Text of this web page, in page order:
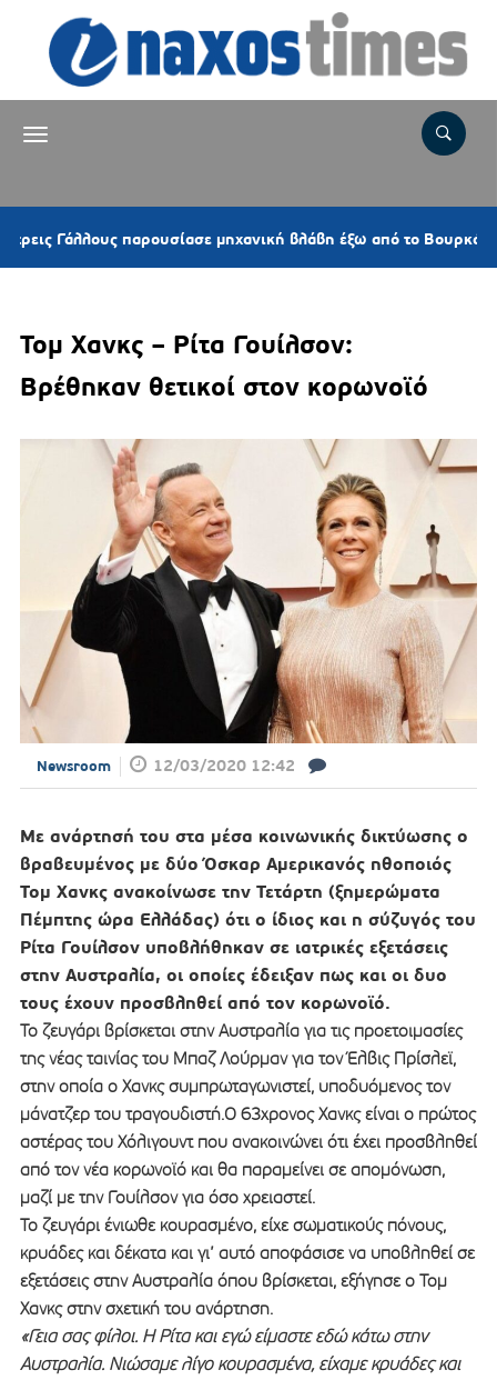
παρουσίασε μηχανική βλάβη έξω από το Βουρκάρι
Τομ Χανκς – Ρίτα Γουίλσον:
Βρέθηκαν θετικοί στον κορωνοϊό
Newsroom 12/03/2020 12:42
Με ανάρτησή του στα μέσα κοινωνικής δικτύωσης ο
βραβευμένος με δύο Όσκαρ Αμερικανός ηθοποιός
Τομ Χανκς ανακοίνωσε την Τετάρτη (ξημερώματα
Πέμπτης ώρα Ελλάδας) ότι ο ίδιος και η σύζυγός του
Ρίτα Γουίλσον υποβλήθηκαν σε ιατρικές εξετάσεις
στην Αυστραλία, οι οποίες έδειξαν πως και οι δυο
τους έχουν προσβληθεί από τον κορωνοϊό.
Το ζευγάρι βρίσκεται στην Αυστραλία για τις προετοιμασίες
της νέας ταινίας του Μπαζ Λούρμαν για τον Έλβις Πρίσλεϊ,
στην οποία ο Χανκς συμπρωταγωνιστεί, υποδυόμενος τον
μάνατζερ του τραγουδιστή.Ο 63χρονος Χανκς είναι ο πρώτος
αστέρας του Χόλιγουντ που ανακοινώνει ότι έχει προσβληθεί
από τον νέα κορωνοϊό και θα παραμείνει σε απομόνωση,
μαζί με την Γουίλσον για όσο χρειαστεί.
Το ζευγάρι ένιωθε κουρασμένο, είχε σωματικούς πόνους,
κρυάδες και δέκατα και γι’ αυτό αποφάσισε να υποβληθεί σε
εξετάσεις στην Αυστραλία όπου βρίσκεται, εξήγησε ο Τομ
Χανκς στην σχετική του ανάρτηση.
«Γεια σας φίλοι. Η Ρίτα και εγώ είμαστε εδώ κάτω στην
Αυστραλία. Νιώσαμε λίγο κουρασμένα, είχαμε κρυάδες και